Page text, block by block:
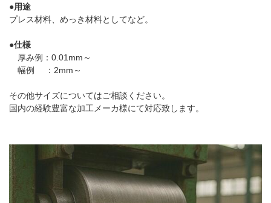
●用途
プレス材料、めっき材料としてなど。
●仕様
厚み例：0.01mm～
幅例 ：2mm～
その他サイズについてはご相談ください。
国内の経験豊富な加工メーカ様にて対応致します。